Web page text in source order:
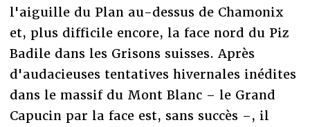
l'aiguille du Plan au-dessus de Chamonix
et, plus difficile encore, la face nord du Piz
Badile dans les Grisons suisses. Après
d'audacieuses tentatives hivernales inédites
dans le massif du Mont Blanc – le Grand
Capucin par la face est, sans succès –, il